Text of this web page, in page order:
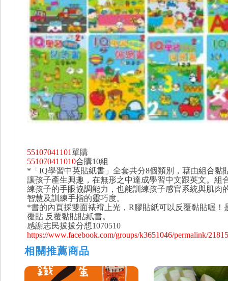
55107041101單購
551070411010合購10組
*「IQ學習中英貼紙書」全套共分8個類別，藉由組合黏
讓孩子產生興趣，在無形之中達成學習中文跟英文。組
練孩子的手眼協調能力，也能訓練孩子感官系統與肌肉
智慧及訓練手指的靈巧度。
*書的內頁採雙面裱褙上光，R膠貼紙可以反覆黏貼喔！
覆貼 反覆黏貼貼紙書。
感謝志民拔拔分想1070510
https://www.facebook.com/groups/k3651046/permalink/
相關推薦商品